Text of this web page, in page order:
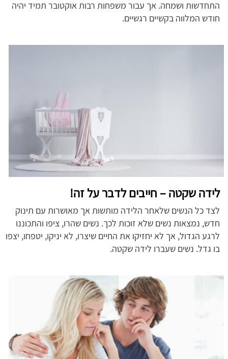
התחדשות ושמחה. אך עבור משפחות רבות אוקטובר תמיד יהיה
חודש המלווה בקשיים רגשיים.
לידה שקטה – חייבים לדבר על זה!
לצד כל הנשים שלאחר הלידה מותשות אך מאושרות עם תינוק
חדש, נמצאות נשים שלא זוכות לכך. נשים שהרו, ציפו והתכוננו
לרגע הגדול, אך לא יחזיקו את החיים שיצרו, לא יניקו, יטפחו, יצפו
בו גדל. נשים שעברו לידה שקטה.